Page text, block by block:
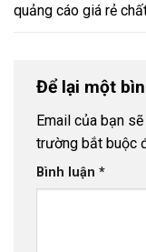
quảng cáo giá rẻ
Để lại một
Email của bạn
trường bắt buộc
Bình luận *